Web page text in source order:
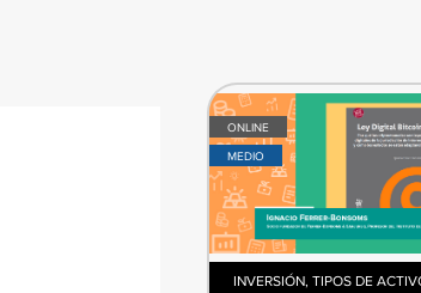
ONLINE
MEDIO
INVERSIÓN, TIPOS DE